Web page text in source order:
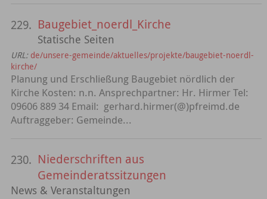
229. Baugebiet_noerdl_Kirche
Statische Seiten
URL: de/unsere-gemeinde/aktuelles/projekte/baugebiet-noerdl-
kirche/
Planung und Erschließung Baugebiet nördlich der
Kirche Kosten: n.n. Ansprechpartner: Hr. Hirmer Tel:
09606 889 34 Email: gerhard.hirmer(@)pfreimd.de
Auftraggeber: Gemeinde...
230. Niederschriften aus
Gemeinderatssitzungen
News & Veranstaltungen